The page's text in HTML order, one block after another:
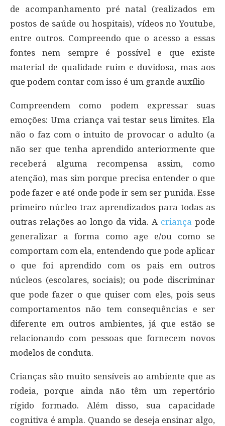
de acompanhamento pré natal (realizados em
postos de saúde ou hospitais), vídeos no Youtube,
entre outros. Compreendo que o acesso a essas
fontes nem sempre é possível e que existe
material de qualidade ruim e duvidosa, mas aos
que podem contar com isso é um grande auxílio
Compreendem como podem expressar suas
emoções: Uma criança vai testar seus limites. Ela
não o faz com o intuito de provocar o adulto (a
não ser que tenha aprendido anteriormente que
receberá alguma recompensa assim, como
atenção), mas sim porque precisa entender o que
pode fazer e até onde pode ir sem ser punida. Esse
primeiro núcleo traz aprendizados para todas as
outras relações ao longo da vida. A criança pode
generalizar a forma como age e/ou como se
comportam com ela, entendendo que pode aplicar
o que foi aprendido com os pais em outros
núcleos (escolares, sociais); ou pode discriminar
que pode fazer o que quiser com eles, pois seus
comportamentos não tem consequências e ser
diferente em outros ambientes, já que estão se
relacionando com pessoas que fornecem novos
modelos de conduta.
Crianças são muito sensíveis ao ambiente que as
rodeia, porque ainda não têm um repertório
rígido formado. Além disso, sua capacidade
cognitiva é ampla. Quando se deseja ensinar algo,